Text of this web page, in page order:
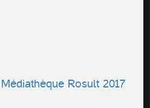
Rosult 2017